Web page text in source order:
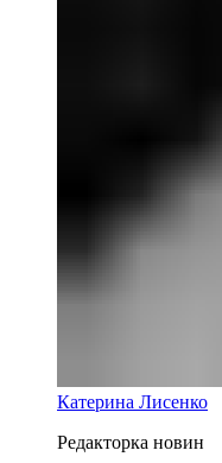
Катерина Лисенко
Редакторка новин